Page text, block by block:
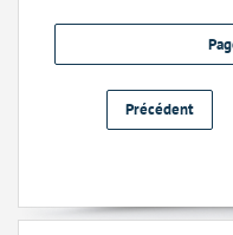
Précédent